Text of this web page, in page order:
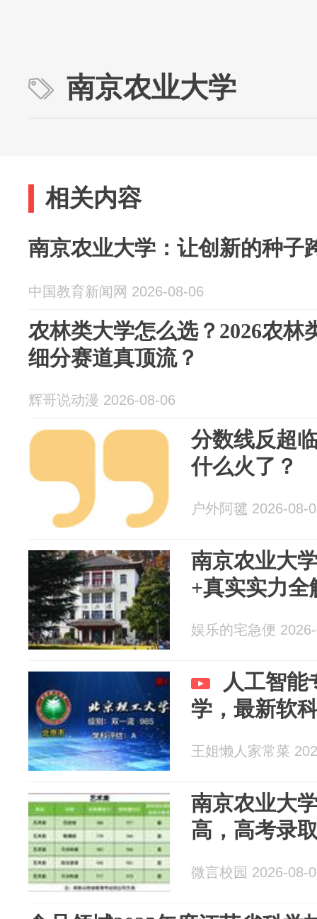
南京农业大学
相关内容
南京农业大学：让创新的种子
中国教育新闻网 2026-08-06
农林类大学怎么选？2026农林
细分赛道真顶流？
辉哥说动漫 2026-08-06
分数线反超
什么火了？
户外阿毽 2026-08-
南京农业大
+真实实力全
娱乐的宅急便
人工智能
学，最新软
王姐懒人家常菜
南京农业大
高，高考录
微言校园 2026-08-